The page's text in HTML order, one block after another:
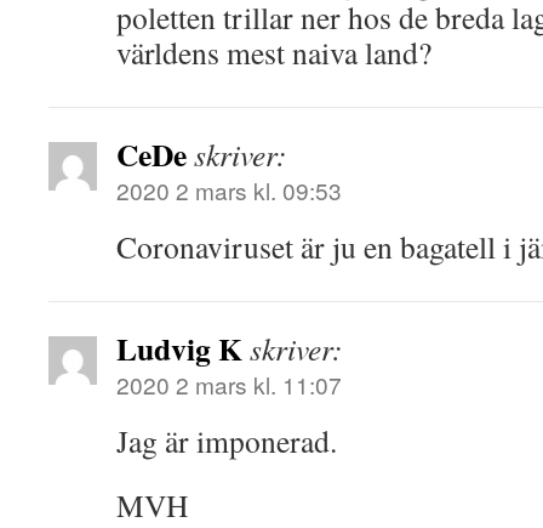
poletten trillar ner hos de breda
världens mest naiva land?
CeDeskriver:
2020 2 mars kl. 09:53
Coronaviruset är ju en bagatell i
Ludvig Kskriver:
2020 2 mars kl. 11:07
Jag är imponerad.
MVH